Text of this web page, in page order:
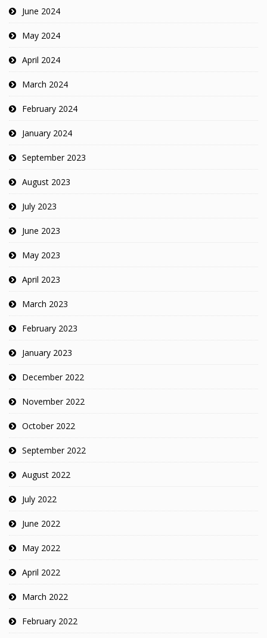
June 2024
May 2024
April 2024
March 2024
February 2024
January 2024
September 2023
August 2023
July 2023
June 2023
May 2023
April 2023
March 2023
February 2023
January 2023
December 2022
November 2022
October 2022
September 2022
August 2022
July 2022
June 2022
May 2022
April 2022
March 2022
February 2022